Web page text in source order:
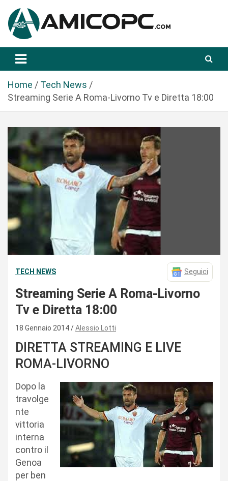
a
Amicopc.com
Home
Tech News
Streaming Serie A Roma-Livorno Tv e Diretta 18:00
TECH NEWS Seguici
Streaming Serie A Roma-Livorno
Tv e Diretta 18:00
18 Gennaio 2014 Alessio Lotti
DIRETTA STREAMING E LIVE
ROMA-LIVORNO
Dopo la
travolge
nte
vittoria
interna
contro il
Genoa
per ben